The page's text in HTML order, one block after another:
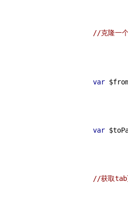
//克隆一
var
var
//获取tab